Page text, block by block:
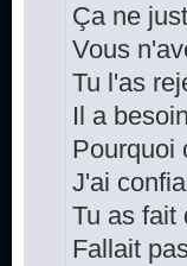
Ça ne
Vous
Tu l'as
Il a
Pourquoi
J'ai
Tu as fait
Fallait